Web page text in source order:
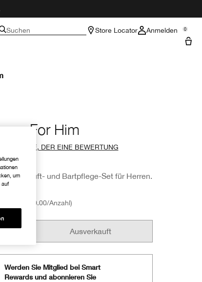
Suchen Store Locator Anmelden 0
For Him
DER ERSTE, DER EINE BEWERTUNG
Duft- und Bartpflege-Set für Herren.
€90.00/Anzahl
Ausverkauft
Werden Sie Mitglied bei Smart
Rewards und abonnieren Sie
um
auf